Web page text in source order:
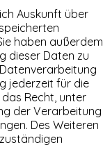
Auskunft über
haben außerdem
dieser Daten zu
jederzeit für die
Recht, unter
der Verarbeitung
Des Weiteren